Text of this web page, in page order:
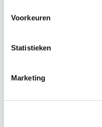
Voorkeuren
Statistieken
Marketing
Utrecht